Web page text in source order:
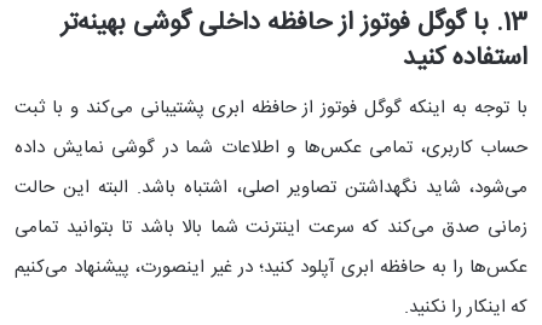
13. با گوگل فوتوز از حافظه داخلی گوشی بهینه‌تر
استفاده کنید
با توجه به اینکه گوگل فوتوز از حافظه ابری پشتیبانی می‌کند و با ثبت
حساب کاربری، تمامی عکس‌ها و اطلاعات شما در گوشی نمایش داده
می‌شود، شاید نگهداشتن تصاویر اصلی، اشتباه باشد. البته این حالت
زمانی صدق می‌کند که سرعت اینترنت شما بالا باشد تا بتوانید تمامی
عکس‌ها را به حافظه ابری آپلود کنید؛ در غیر اینصورت، پیشنهاد می‌کنیم
که اینکار را نکنید.